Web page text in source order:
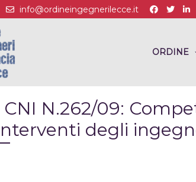
info@ordineingegnerilecce.it
ORDINE
N.262/09:
degli